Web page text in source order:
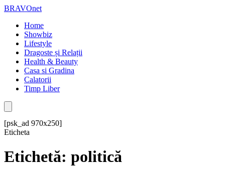
BRAVOnet
Home
Showbiz
Lifestyle
Dragoste și Relații
Health & Beauty
Casa si Gradina
Calatorii
Timp Liber
[psk_ad 970x250]
Eticheta
Etichetă: politică